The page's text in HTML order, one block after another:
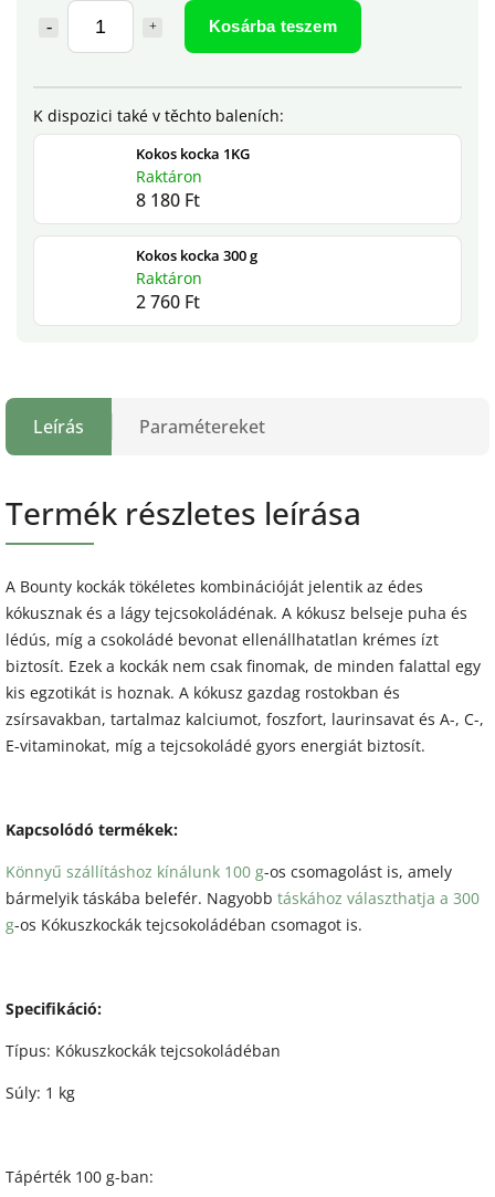
Kosárba teszem
Kokos kocka 1KG
Raktáron
8 180 Ft
Kokos kocka 300 g
Raktáron
2 760 Ft
Leírás Paramétereket
Termék részletes leírása
A Bounty kockák tökéletes kombinációját jelentik az édes
kókusznak és a lágy tejcsokoládénak. A kókusz belseje puha és
lédús, míg a csokoládé bevonat ellenállhatatlan krémes ízt
biztosít. Ezek a kockák nem csak finomak, de minden falattal egy
kis egzotikát is hoznak. A kókusz gazdag rostokban és
zsírsavakban, tartalmaz kalciumot, foszfort, laurinsavat és A-, C-,
E-vitaminokat, míg a tejcsokoládé gyors energiát biztosít.
Kapcsolódó termékek:
Könnyű szállításhoz kínálunk 100 g-os csomagolást is, amely
bármelyik táskába belefér. Nagyobb táskához választhatja a 300
g-os Kókuszkockák tejcsokoládéban csomagot is.
Specifikáció:
Típus: Kókuszkockák tejcsokoládéban
Súly: 1 kg
Tápérték 100 g-ban: